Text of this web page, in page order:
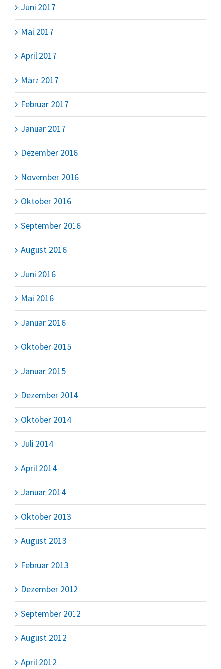
Juni 2017
Mai 2017
April 2017
März 2017
Februar 2017
Januar 2017
Dezember 2016
November 2016
Oktober 2016
September 2016
August 2016
Juni 2016
Mai 2016
Januar 2016
Oktober 2015
Januar 2015
Dezember 2014
Oktober 2014
Juli 2014
April 2014
Januar 2014
Oktober 2013
August 2013
Februar 2013
Dezember 2012
September 2012
August 2012
April 2012